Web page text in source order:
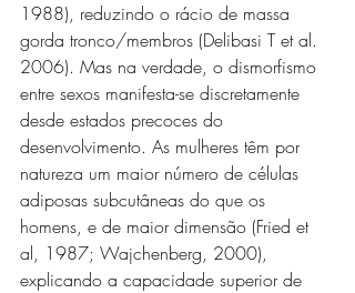
1988), reduzindo o rácio de massa
gorda tronco/membros (Delibasi T et al.
2006). Mas na verdade, o dismorfismo
entre sexos manifesta-se discretamente
desde estados precoces do
desenvolvimento. As mulheres têm por
natureza um maior número de células
adiposas subcutâneas do que os
homens, e de maior dimensão (Fried et
al, 1987; Wajchenberg, 2000),
explicando a capacidade superior de